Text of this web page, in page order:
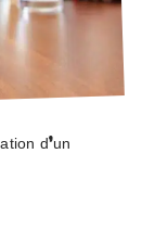
d’un